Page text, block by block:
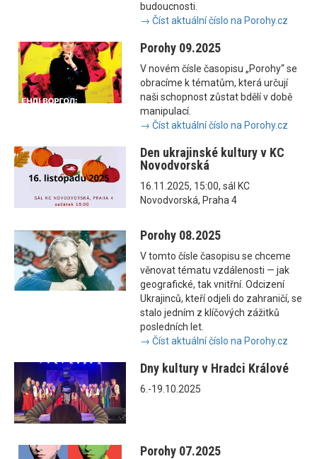
budoucnosti.
→ Číst aktuální číslo na Porohy.cz
Porohy 09.2025
V novém čísle časopisu „Porohy“ se
obracíme k tématům, která určují
naši schopnost zůstat bdělí v době
manipulací.
→ Číst aktuální číslo na Porohy.cz
Den ukrajinské kultury v KC
Novodvorská
16.11.2025, 15:00, sál KC
Novodvorská, Praha 4
Porohy 08.2025
V tomto čísle časopisu se chceme
věnovat tématu vzdálenosti — jak
geografické, tak vnitřní. Odcizení
Ukrajinců, kteří odjeli do zahraničí, se
stalo jedním z klíčových zážitků
posledních let.
→ Číst aktuální číslo na Porohy.cz
Dny kultury v Hradci Králové
6.-19.10.2025
Porohy 07.2025